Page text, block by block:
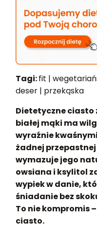
Tagi:fit |
deser | przekąska
Dietetyczne ciasto
białej mąki ma
wyraźnie
żadnej
wymazuje jego
owsiana i ksylitol
wypiek w danie,
śniadanie bez
To nie kompromis
ciasto.